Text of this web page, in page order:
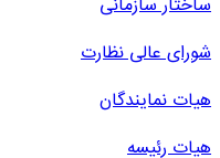
شورای عالی نظارت
هیات نمایندگان
هیات رئیسه